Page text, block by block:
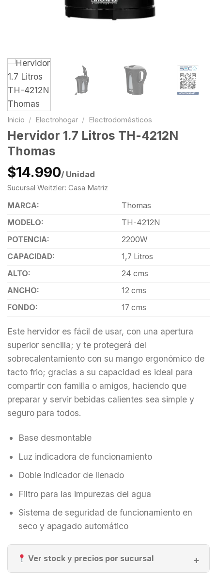
Inicio / Electrohogar / Electrodomésticos
Hervidor 1.7 Litros TH-4212N
Thomas
$14.990/ Unidad
Sucursal Weitzler: Casa Matriz
MARCA:
Thomas
MODELO:
TH-4212N
POTENCIA:
2200W
CAPACIDAD:
1,7 Litros
ALTO:
24 cms
ANCHO:
12 cms
FONDO:
17 cms
Este hervidor es fácil de usar, con una apertura
superior sencilla; y te protegerá del
sobrecalentamiento con su mango ergonómico de
tacto frio; gracias a su capacidad es ideal para
compartir con familia o amigos, haciendo que
preparar y servir bebidas calientes sea simple y
seguro para todos.
Base desmontable
Luz indicadora de funcionamiento
Doble indicador de llenado
Filtro para las impurezas del agua
Sistema de seguridad de funcionamiento en
seco y apagado automático
Ver stock y precios por sucursal